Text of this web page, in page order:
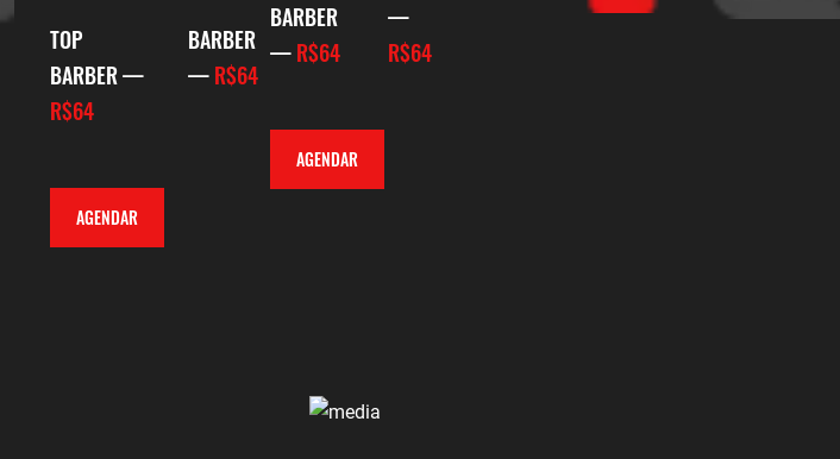
TOP
BARBER —
R$64
BARBER
—R$64
AGENDAR
BARBER
—R$64
—
R$64
AGENDAR